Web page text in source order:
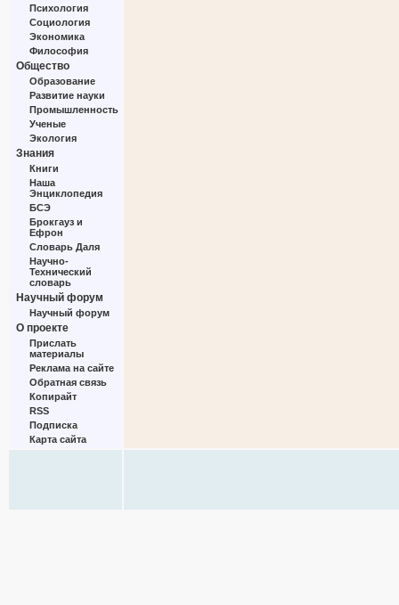
Психология
Социология
Экономика
Философия
Общество
Образование
Развитие науки
Промышленность
Ученые
Экология
Знания
Книги
Наша
Энциклопедия
БСЭ
Брокгауз и
Ефрон
Словарь Даля
Научно-
Технический
словарь
Научный форум
Научный форум
О проекте
Прислать
материалы
Реклама на сайте
Обратная связь
Копирайт
RSS
Подписка
Карта сайта